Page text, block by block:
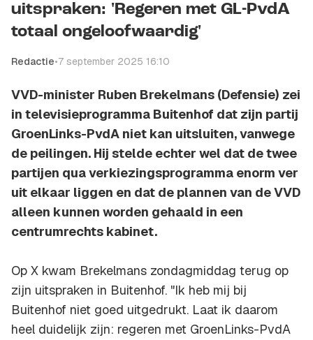
uitspraken: 'Regeren met GL-PvdA
totaal ongeloofwaardig'
Redactie•7 september 2025 16:10
VVD-minister Ruben Brekelmans (Defensie) zei
in televisieprogramma Buitenhof dat zijn partij
GroenLinks-PvdA niet kan uitsluiten, vanwege
de peilingen. Hij stelde echter wel dat de twee
partijen qua verkiezingsprogramma enorm ver
uit elkaar liggen en dat de plannen van de VVD
alleen kunnen worden gehaald in een
centrumrechts kabinet.
Op X kwam Brekelmans zondagmiddag terug op
zijn uitspraken in Buitenhof. "Ik heb mij bij
Buitenhof niet goed uitgedrukt. Laat ik daarom
heel duidelijk zijn: regeren met GroenLinks-PvdA